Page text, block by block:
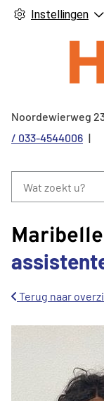
Instellingen
Noordewierweg
/ 033-4544006
Terug naar